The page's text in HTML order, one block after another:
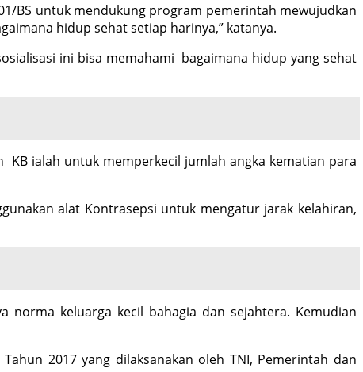
BS untuk mendukung program pemerintah mewujudkan
hidup sehat setiap harinya,” katanya.
ini bisa memahami bagaimana hidup yang sehat
KB ialah untuk memperkecil jumlah angka kematian para
alat Kontrasepsi untuk mengatur jarak kelahiran,
keluarga kecil bahagia dan sejahtera. Kemudian
2017 yang dilaksanakan oleh TNI, Pemerintah dan